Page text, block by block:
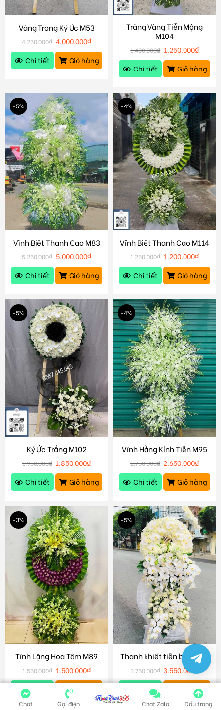
Vàng Trong Ký Ức M53
4.250.000₫ 4.000.000₫
Chi tiết
Giỏ hàng
Trăng Vàng Tiễn Mộng
M104
1.400.000₫ 1.250.000₫
Chi tiết
Giỏ hàng
-5%
Vĩnh Biệt Thanh Cao M83
5.250.000₫ 5.000.000₫
Chi tiết
Giỏ hàng
-4%
Vĩnh Biệt Thanh Cao M114
1.250.000₫ 1.200.000₫
Chi tiết
Giỏ hàng
-5%
Ký Ức Trắng M102
1.950.000₫ 1.850.000₫
Chi tiết
Giỏ hàng
-4%
Vĩnh Hằng Kính Tiễn M95
2.750.000₫ 2.650.000₫
Chi tiết
Giỏ hàng
-3%
Tĩnh Lặng Hoa Tâm M89
1.550.000₫ 1.500.000₫
Chi tiết
Giỏ hàng
-5%
Thanh khiết tiễn biệt M86
3.750.000₫ 3.550.000
Chi tiết
Giỏ hàng
Chat Gọi điện Chat Zalo Đầu trang